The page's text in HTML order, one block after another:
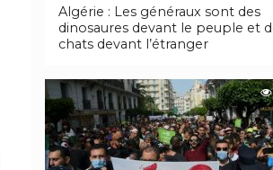
Algérie : Les généraux sont des
dinosaures devant le peuple et
chats devant l’étranger